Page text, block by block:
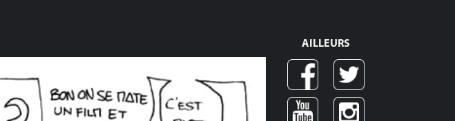
AILLEURS